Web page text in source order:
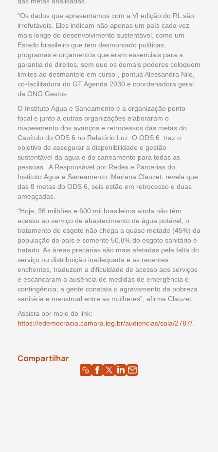
“Os dados que apresentamos com a VI edição do RL são
irrefutáveis. Eles indicam não apenas um país cada vez
mais longe do desenvolvimento sustentável, como um
Estado brasileiro que tem desmontado políticas,
programas e orçamentos que eram essenciais para a
garantia de direitos, sem que os demais poderes coloquem
limites ao desmantelo em curso”, pontua Alessandra Nilo,
co-facilitadora do GT Agenda 2030 e coordenadora geral
da ONG Gestos.
O Instituto Água e Saneamento é a organização ponto
focal e junto a outras organizações elaboraram o
mapeamento dos avanços e retrocessos das metas do
Capítulo do ODS 6 no Relatório Luz. O ODS 6 traz o
objetivo de assegurar a disponibilidade e gestão
sustentável da água e do saneamento para todas as
pessoas. A Responsável por Redes e Parcerias do
Instituto Água e Saneamento, Mariana Clauzet, revela que
das 8 metas do ODS 6, seis estão em retrocesso e duas
ameaçadas.
“Hoje, 36 milhões e 600 mil brasileiros ainda não têm
acesso ao serviço de abastecimento de água potável; o
tratamento de esgoto não chega a quase metade (45%) da
população do país e somente 50,8% do esgoto sanitário é
tratado. As áreas precárias são mais afetadas pela falta do
serviço ou distribuição inadequada e as recentes
enchentes, traduzem a dificuldade de acesso aos serviços
e escancaram a ausência de medidas de emergência e
contingência; a gente constata o agravamento da pobreza
sanitária e menstrual entre as mulheres”, afirma Clauzet.
Assista por meio do link:
https://edemocracia.camara.leg.br/audiencias/sala/2787/
Compartilhar